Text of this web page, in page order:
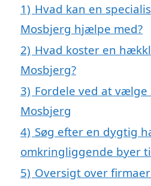
1) Hvad kan en
Mosbjerg hjælpe med?
2) Hvad koster en
Mosbjerg?
3) Fordele ved at
Mosbjerg
4) Søg efter en dygtig
omkringliggende byer
5) Oversigt over